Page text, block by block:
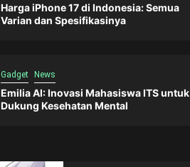
Harga iPhone 17 di Indonesia: Semua
Varian dan Spesifikasinya
Gadget News
Emilia AI: Inovasi Mahasiswa ITS untuk
Dukung Kesehatan Mental